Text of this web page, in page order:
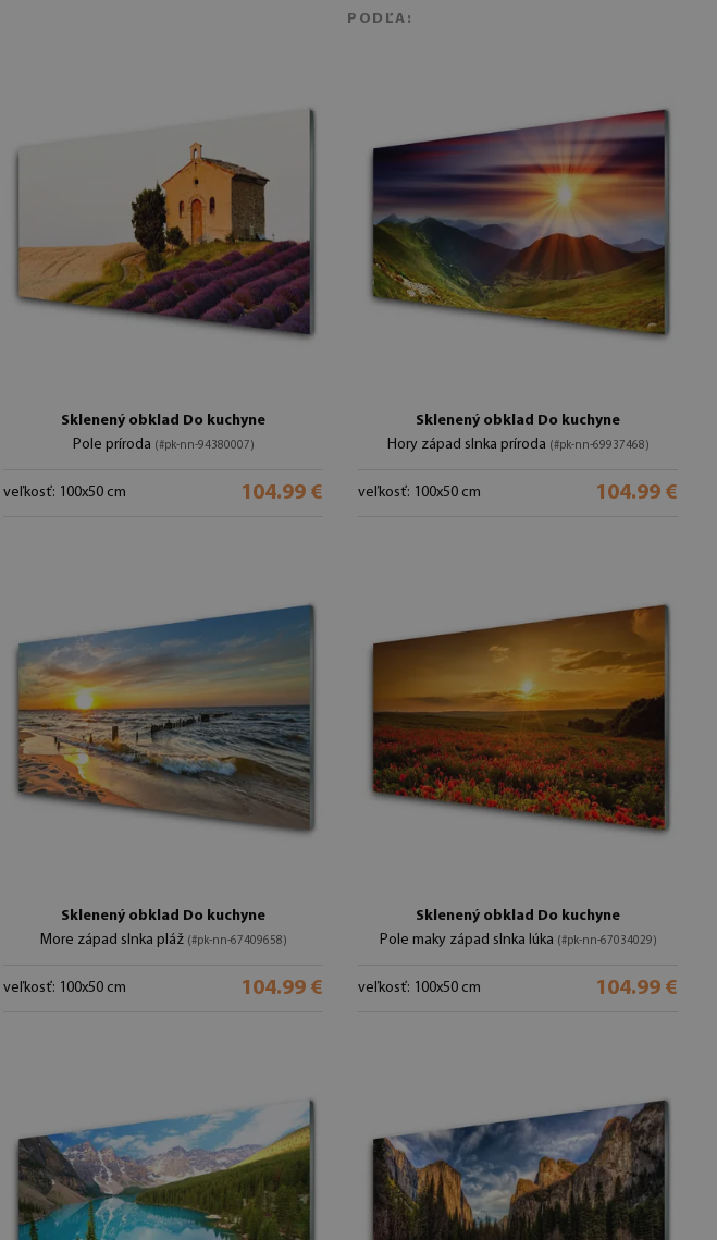
PODĽA:
Sklenený obklad Do kuchyne
Pole príroda (#pk-nn-94380007)
veľkosť: 100x50 cm 104.99 €
Sklenený obklad Do kuchyne
Hory západ slnka príroda (#pk-nn-69937468)
veľkosť: 100x50 cm 104.99 €
Sklenený obklad Do kuchyne
More západ slnka pláž (#pk-nn-67409658)
veľkosť: 100x50 cm 104.99 €
Sklenený obklad Do kuchyne
Pole maky západ slnka lúka (#pk-nn-67034029)
veľkosť: 100x50 cm 104.99 €